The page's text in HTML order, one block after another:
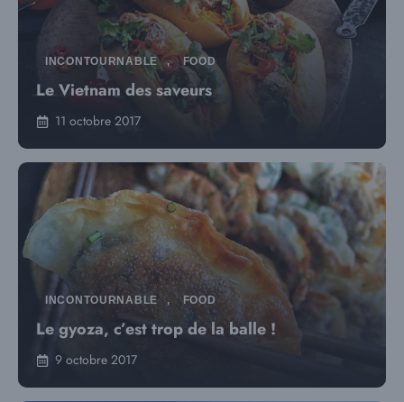
INCONTOURNABLE , FOOD
Le Vietnam des saveurs
11 octobre 2017
INCONTOURNABLE , FOOD
Le gyoza, c’est trop de la balle !
9 octobre 2017